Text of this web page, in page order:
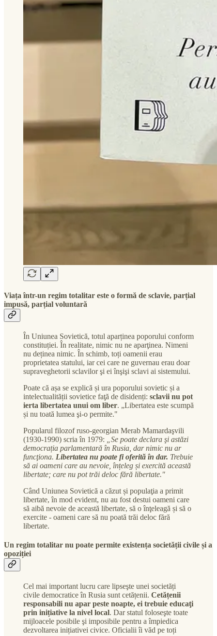
Viața într-un regim totalitar este o formă de sclavie, parțial
impusă, parțial voluntară
În Uniunea Sovietică, totul aparținea poporului conform
constituției. În realitate, nimic nu ne aparţinea. Nimeni
nu deținea nimic. În schimb, toți oamenii erau
proprietatea statului, iar cei care ne guvernau erau doar
supraveghetorii sclavilor şi ei înşişi sclavi ai sistemului.
Poate că așa se explică și ura poporului sovietic și a
intelectualității sovietice faţă de disidenți: sclavii nu pot
ierta libertatea unui om liber. „Libertatea este scumpă
și nu toată lumea şi-o permite."
Popularul filozof ruso-georgian Merab Mamardaşvili
(1930-1990) scria în 1979:
„Se poate declara şi astăzi
democrația parlamentară în Rusia, dar nimic nu ar
funcţiona. Libertatea nu poate fi oferită în dar. Trebuie
să ai oameni care au nevoie, înțeleg și exercită această
libertate; care nu pot trăi deloc fără libertate."
Când Uniunea Sovietică a căzut și populaţia a primit
libertate, în mod evident, nu au fost destui oameni care
să aibă nevoie de această libertate, să o înţeleagă și să o
exercite - oameni care să nu poată trăi deloc fără
libertate.
Un regim totalitar nu poate permite existența societății civile și a
opoziției
Cel mai important lucru care lipseşte unei societăți
civile democratice în Rusia sunt cetățenii. Cetățenii
responsabili nu apar peste noapte, ei trebuie educaţi
prin inițiative la nivel local. Dar statul foloseşte toate
mijloacele posibile şi imposibile pentru a împiedica
dezvoltarea inițiativei civice. Oficialii îi văd pe toți